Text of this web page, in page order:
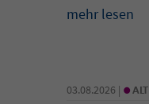
mehr lesen
03.08.2026 | •